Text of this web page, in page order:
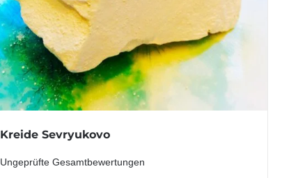
Kreide Sevryukovo
Ungeprüfte Gesamtbewertungen